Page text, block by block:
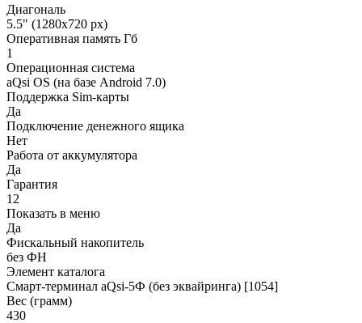
Диагональ
5.5" (1280x720 px)
Оперативная память Гб
1
Операционная система
aQsi OS (на базе Android 7.0)
Поддержка Sim-карты
Да
Подключение денежного ящика
Нет
Работа от аккумулятора
Да
Гарантия
12
Показать в меню
Да
Фискальный накопитель
без ФН
Элемент каталога
Смарт-терминал aQsi-5Ф (без эквайринга) [1054]
Вес (грамм)
430